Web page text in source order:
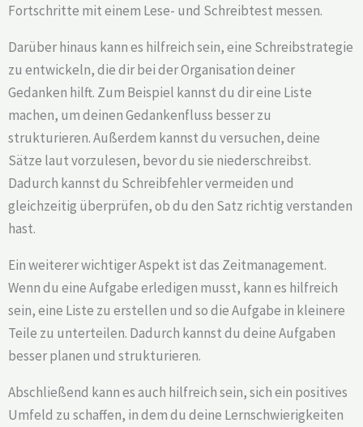
Fortschritte mit einem Lese- und Schreibtest messen.
Darüber hinaus kann es hilfreich sein, eine Schreibstrategie
zu entwickeln, die dir bei der Organisation deiner
Gedanken hilft. Zum Beispiel kannst du dir eine Liste
machen, um deinen Gedankenfluss besser zu
strukturieren. Außerdem kannst du versuchen, deine
Sätze laut vorzulesen, bevor du sie niederschreibst.
Dadurch kannst du Schreibfehler vermeiden und
gleichzeitig überprüfen, ob du den Satz richtig verstanden
hast.
Ein weiterer wichtiger Aspekt ist das Zeitmanagement.
Wenn du eine Aufgabe erledigen musst, kann es hilfreich
sein, eine Liste zu erstellen und so die Aufgabe in kleinere
Teile zu unterteilen. Dadurch kannst du deine Aufgaben
besser planen und strukturieren.
Abschließend kann es auch hilfreich sein, sich ein positives
Umfeld zu schaffen, in dem du deine Lernschwierigkeiten